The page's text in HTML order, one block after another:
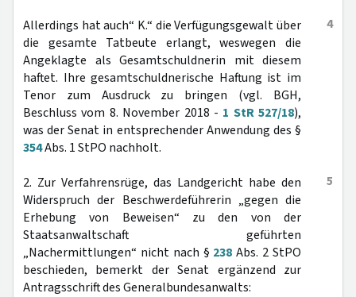
4
Allerdings hat auch“ K.“ die Verfügungsgewalt über
die gesamte Tatbeute erlangt, weswegen die
Angeklagte als Gesamtschuldnerin mit diesem
haftet. Ihre gesamtschuldnerische Haftung ist im
Tenor zum Ausdruck zu bringen (vgl. BGH,
Beschluss vom 8. November 2018 - 1 StR 527/18),
was der Senat in entsprechender Anwendung des §
354Abs. 1 StPO nachholt.
5
2. Zur Verfahrensrüge, das Landgericht habe den
Widerspruch der Beschwerdeführerin „gegen die
Erhebung von Beweisen“ zu den von der
Staatsanwaltschaft geführten
„Nachermittlungen“ nicht nach § 238 Abs. 2 StPO
beschieden, bemerkt der Senat ergänzend zur
Antragsschrift des Generalbundesanwalts: